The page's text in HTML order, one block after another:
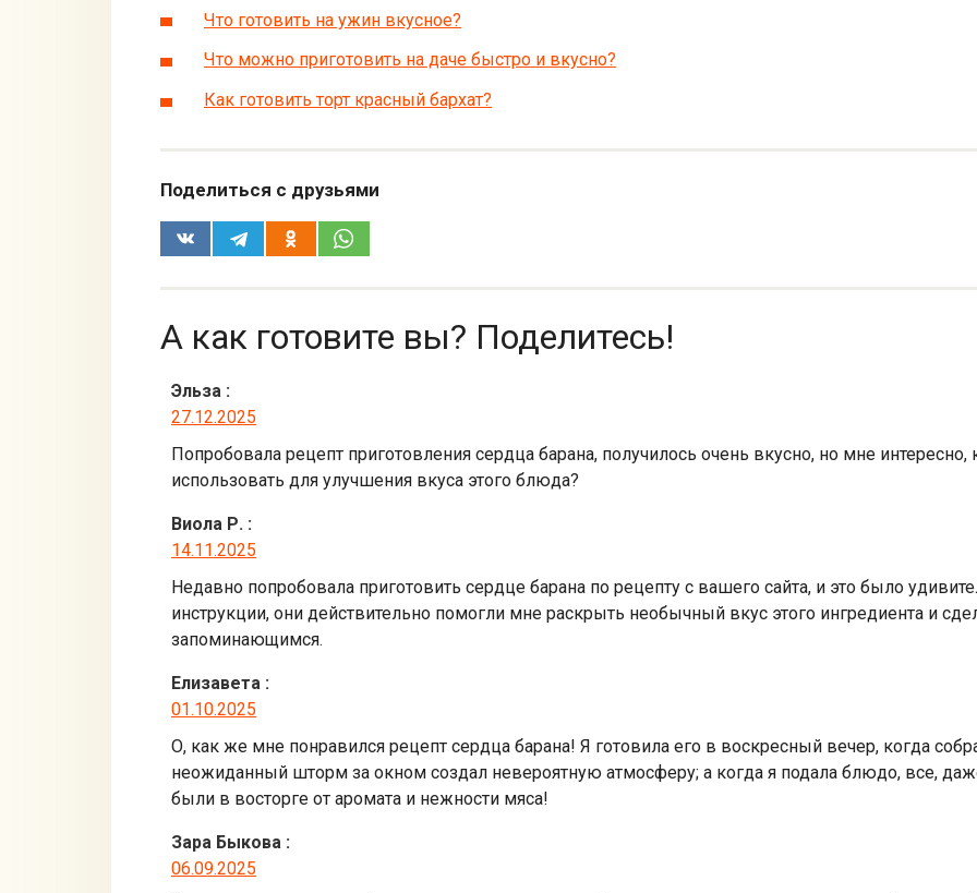
Что готовить на ужин вкусное?
Что можно приготовить на даче быстро и вкусно?
Как готовить торт красный бархат?
Поделиться с друзьями
А как готовите вы? Поделитесь!
Эльза :
27.12.2025
Попробовала рецепт приготовления сердца барана, получилось очень вкусно, но мне
использовать для улучшения вкуса этого блюда?
Виола Р. :
14.11.2025
Недавно попробовала приготовить сердце барана по рецепту с вашего сайта, и это было
инструкции, они действительно помогли мне раскрыть необычный вкус этого ингредиента и
запоминающимся.
Елизавета :
01.10.2025
О, как же мне понравился рецепт сердца барана! Я готовила его в воскресный вечер, когда
неожиданный шторм за окном создал невероятную атмосферу; а когда я подала блюдо, все,
были в восторге от аромата и нежности мяса!
Зара Быкова :
06.09.2025